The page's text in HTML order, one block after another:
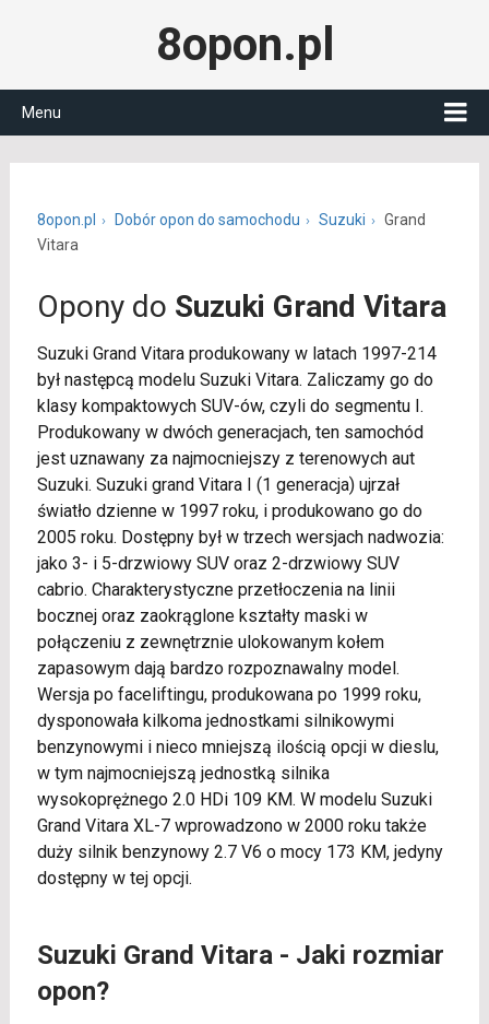
8opon.pl
Menu
8opon.pl Dobór opon do samochodu Suzuki
Grand
Vitara
Opony do Suzuki Grand Vitara
Suzuki Grand Vitara produkowany w latach 1997-214
był następcą modelu Suzuki Vitara. Zaliczamy go do
klasy kompaktowych SUV-ów, czyli do segmentu I.
Produkowany w dwóch generacjach, ten samochód
jest uznawany za najmocniejszy z terenowych aut
Suzuki. Suzuki grand Vitara I (1 generacja) ujrzał
światło dzienne w 1997 roku, i produkowano go do
2005 roku. Dostępny był w trzech wersjach nadwozia:
jako 3- i 5-drzwiowy SUV oraz 2-drzwiowy SUV
cabrio. Charakterystyczne przetłoczenia na linii
bocznej oraz zaokrąglone kształty maski w
połączeniu z zewnętrznie ulokowanym kołem
zapasowym dają bardzo rozpoznawalny model.
Wersja po faceliftingu, produkowana po 1999 roku,
dysponowała kilkoma jednostkami silnikowymi
benzynowymi i nieco mniejszą ilością opcji w dieslu,
w tym najmocniejszą jednostką silnika
wysokoprężnego 2.0 HDi 109 KM. W modelu Suzuki
Grand Vitara XL-7 wprowadzono w 2000 roku także
duży silnik benzynowy 2.7 V6 o mocy 173 KM, jedyny
dostępny w tej opcji.
Suzuki Grand Vitara - Jaki rozmiar
opon?